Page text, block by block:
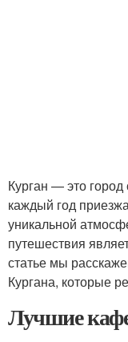
Курган — это город
каждый год
уникальной
путешествия
статье мы
Кургана, которые
Лучшие